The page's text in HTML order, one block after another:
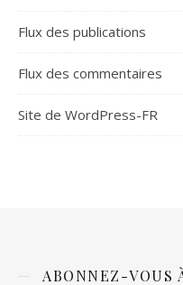
Flux des publications
Flux des commentaires
Site de WordPress-FR
ABONNEZ-VOUS